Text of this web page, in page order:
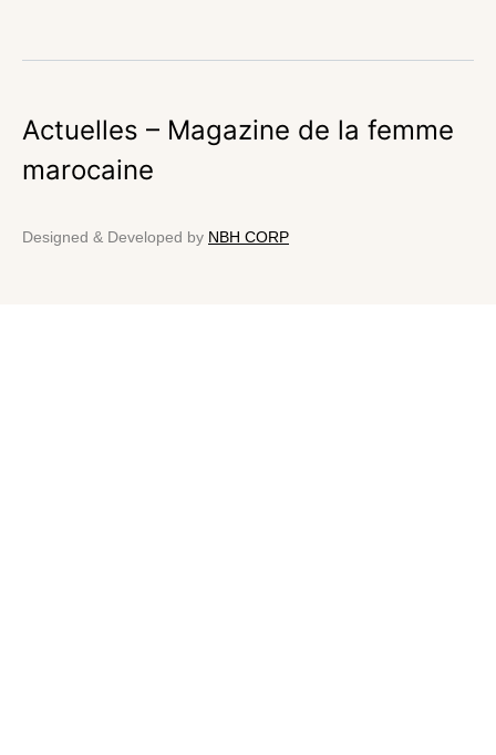
Actuelles – Magazine de la femme
marocaine
Designed & Developed by NBH CORP